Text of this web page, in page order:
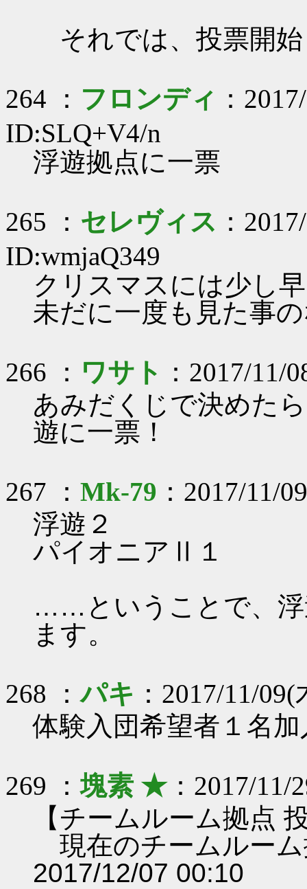
それでは、投票開
264 ： フロンディ ：
ID:SLQ+V4/n
浮遊拠点に一票
265 ： セレヴィス ：
ID:wmjaQ349
クリスマスには少し
未だに一度も見た事
266 ： ワサト ：2017/11/
あみだくじで決めた
遊に一票！
267 ： Mk-79 ：2017/11/
浮遊２
パイオニアⅡ１
……ということで、浮
ます。
268 ：パキ ：2017/11/
体験入団希望者１名
269 ：塊素 ★：2017/11/
【チームルーム拠点
現在のチームルー
2017/12/07 00:10